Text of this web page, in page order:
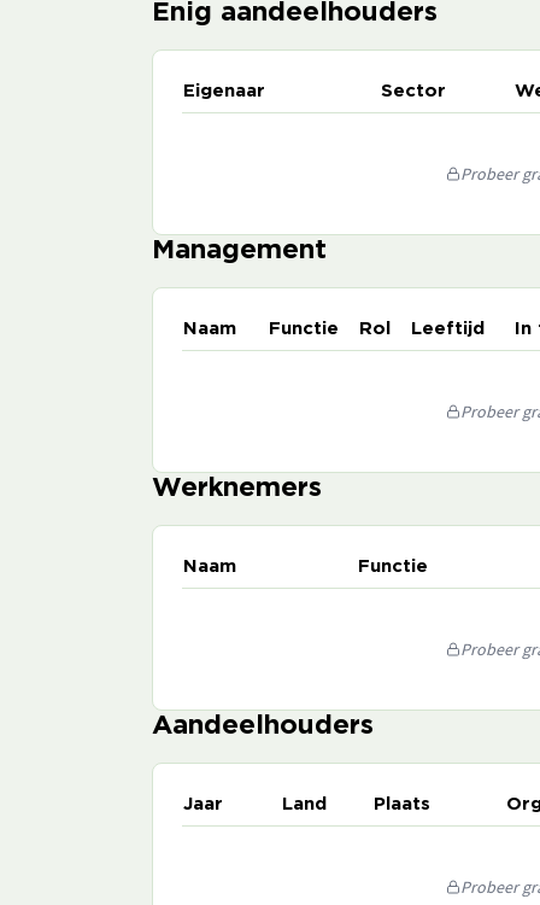
Enig aandeelhouders
Eigenaar Sector
Probeer
Management
Naam Functie Rol Leeftijd
Probeer
Werknemers
Naam Functie
Probeer
Aandeelhouders
Jaar Land Plaats
Probeer